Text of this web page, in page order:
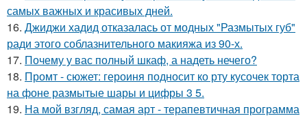
самых важных и красивых дней.
16. Джиджи хадид отказалась от модных "Размытых губ"
ради этого соблазнительного макияжа из 90-х.
17. Почему у вас полный шкаф, а надеть нечего?
18. Промт - сюжет: героиня подносит ко рту кусочек торта
на фоне размытые шары и цифры 3 5.
19. На мой взгляд, самая арт - терапевтичная программа